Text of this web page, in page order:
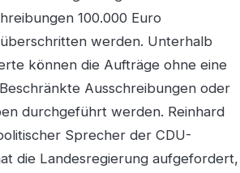
100.000 Euro
werden. Unterhalb
können die Aufträge ohne eine
Ausschreibungen oder
durchgeführt werden. Reinhard
Sprecher der CDU-
die Landesregierung aufgefordert,